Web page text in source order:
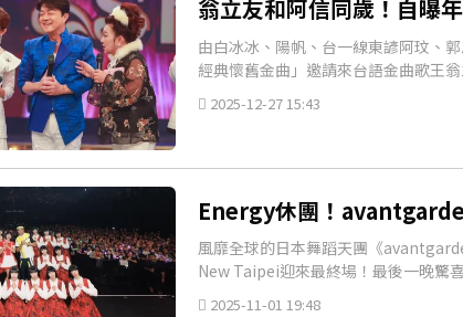
翁立友和阿信同歲！自曝
由白冰冰、陽帆、台一線東諺阿玟、
經典懷舊金曲」邀請來台語金曲歌王
2025-12-27 15:43
Energy休團！
風靡全球的日本舞蹈天團《
New Taipei迎來最終場！最後一晚驚
2025-11-01 19:48